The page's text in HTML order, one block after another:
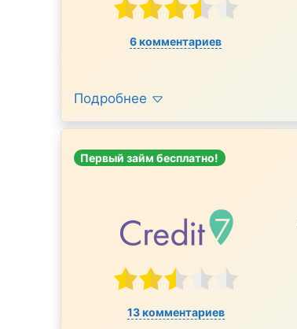
6 комментариев
Подробнее
Первый займ бесплатно!
13 комментариев